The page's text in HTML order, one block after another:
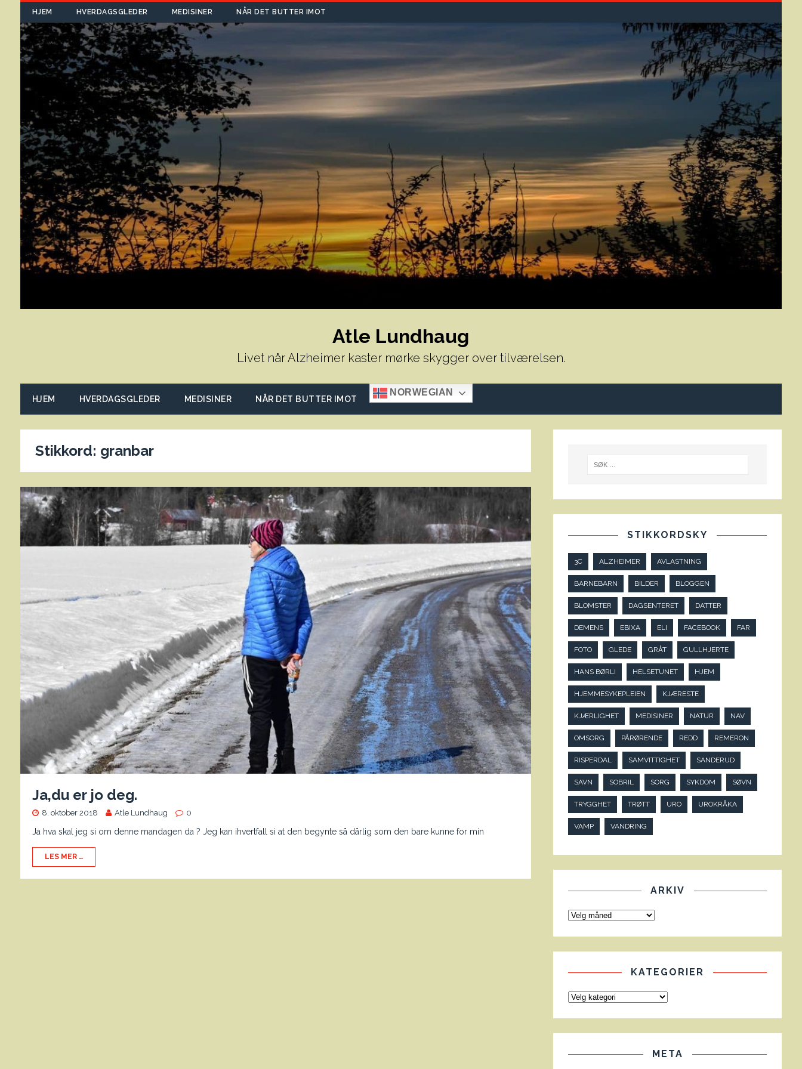
HJEM HVERDAGSGLEDER MEDISINER NÅR DET BUTTER IMOT
Atle Lundhaug
Livet når Alzheimer kaster mørke skygger over tilværelsen.
HJEM HVERDAGSGLEDER MEDISINER NÅR DET BUTTER IMOT
NORWEGIAN
Stikkord: granbar
Ja,du er jo deg.
8. oktober 2018 Atle Lundhaug 0
Ja hva skal jeg si om denne mandagen da ? Jeg kan ihvertfall si at den begynte så dårlig som den bare kunne for min
LES MER …
STIKKORDSKY
3C ALZHEIMER AVLASTNING
BARNEBARN BILDER BLOGGEN
BLOMSTER DAGSENTERET DATTER
DEMENS EBIXA ELI FACEBOOK FAR
FOTO GLEDE GRÅT GULLHJERTE
HANS BØRLI HELSETUNET HJEM
HJEMMESYKEPLEIEN KJÆRESTE
KJÆRLIGHET MEDISINER NATUR NAV
OMSORG PÅRØRENDE REDD REMERON
RISPERDAL SAMVITTIGHET SANDERUD
SAVN SOBRIL SORG SYKDOM SØVN
TRYGGHET TRØTT URO UROKRÅKA
VAMP VANDRING
ARKIV
KATEGORIER
META